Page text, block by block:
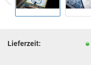
Lieferzeit: